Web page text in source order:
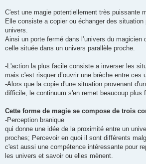
C'est une magie potentiellement très puissante
Elle consiste a copier ou échanger des situation
univers.
Ainsi un porte fermé dans l’univers du magicien
celle située dans un univers parallèle proche.
-L'action la plus facile consiste a inverser les
mais c'est risquer d’ouvrir une brèche entre ces
-Alors que la copie d'une situation provenant
difficile, le continuum s'en remet beaucoup plus
Cette forme de magie se compose de trois
-Perception branique
qui donne une idée de la proximité entre un
proches; Percevoir en quoi il sont différents
c'est aussi une compétence intéressante pour
les univers et savoir ou elles mènent.